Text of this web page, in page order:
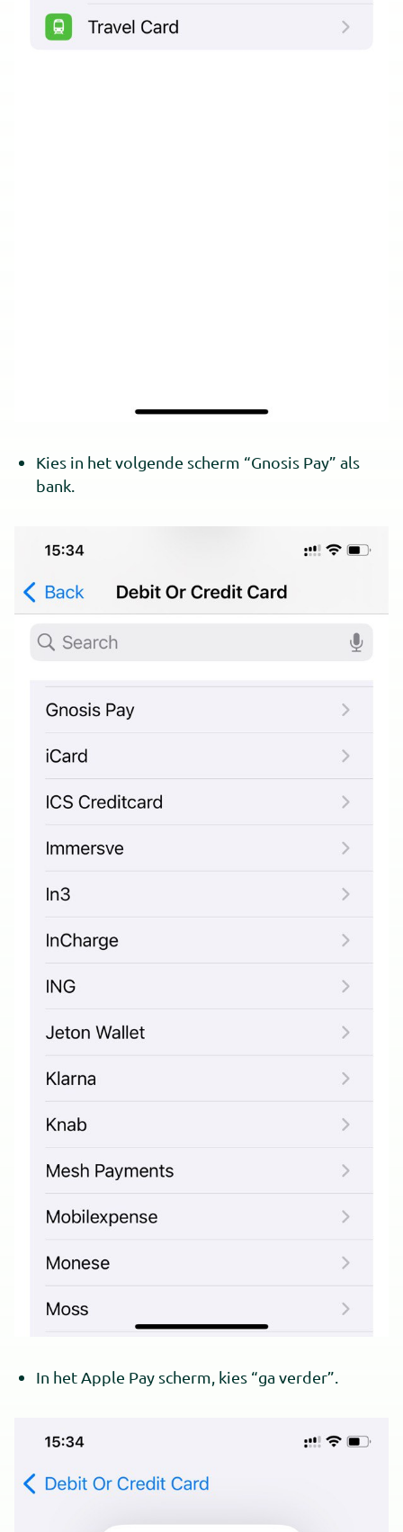
Kies in het volgende scherm “Gnosis Pay” als
bank.
In het Apple Pay scherm, kies “ga verder”.